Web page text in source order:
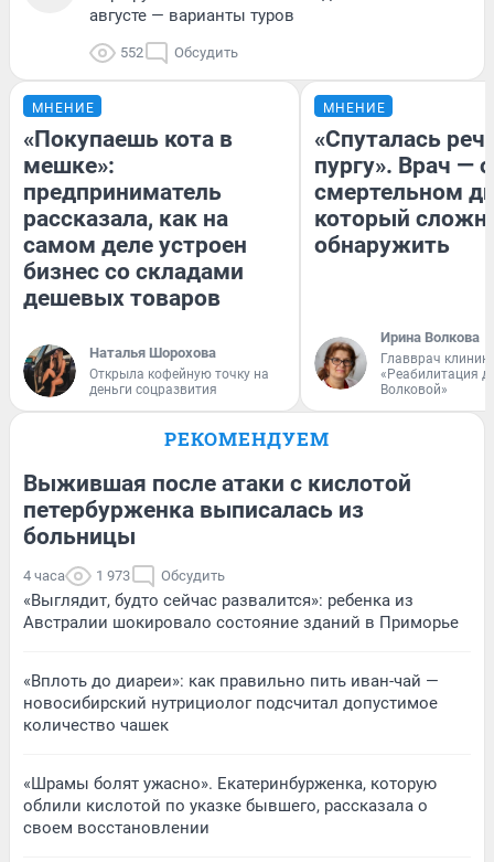
августе — варианты туров
552 Обсудить
МНЕНИЕ
«Покупаешь кота в
мешке»:
предприниматель
рассказала, как на
самом деле устроен
бизнес со складами
дешевых товаров
Наталья Шорохова
Открыла кофейную точку на
деньги соцразвития
МНЕНИЕ
«Спуталась
пургу». Врач — о
смертельном
который
обнаружить
Ирина Волкова
Главврач
«Реабилитация
Волковой»
РЕКОМЕНДУЕМ
Выжившая после атаки с кислотой
петербурженка выписалась из
больницы
4 часа 1 973 Обсудить
«Выглядит, будто сейчас развалится»: ребенка из
Австралии шокировало состояние зданий в Приморье
«Вплоть до диареи»: как правильно пить иван-чай —
новосибирский нутрициолог подсчитал допустимое
количество чашек
«Шрамы болят ужасно». Екатеринбурженка, которую
облили кислотой по указке бывшего, рассказала о
своем восстановлении